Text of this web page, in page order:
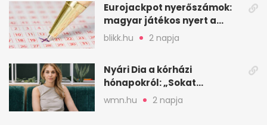
Eurojackpot nyerőszámok:
magyar játékos nyert a
2026. augusztus 4-i húzáson
blikk.hu 2 napja
Nyári Dia a kórházi
hónapokról: „Sokat
veszekedtem Istennel”
wmn.hu 2 napja